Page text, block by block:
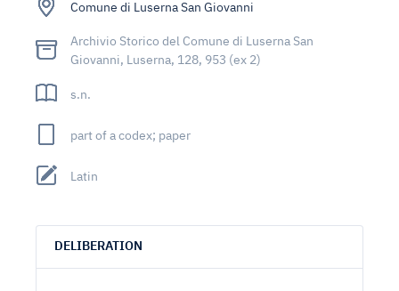
Comune di Luserna San Giovanni
Archivio Storico del Comune di Luserna San
Giovanni, Luserna, 128, 953 (ex 2)
s.n.
part of a codex; paper
Latin
DELIBERATION